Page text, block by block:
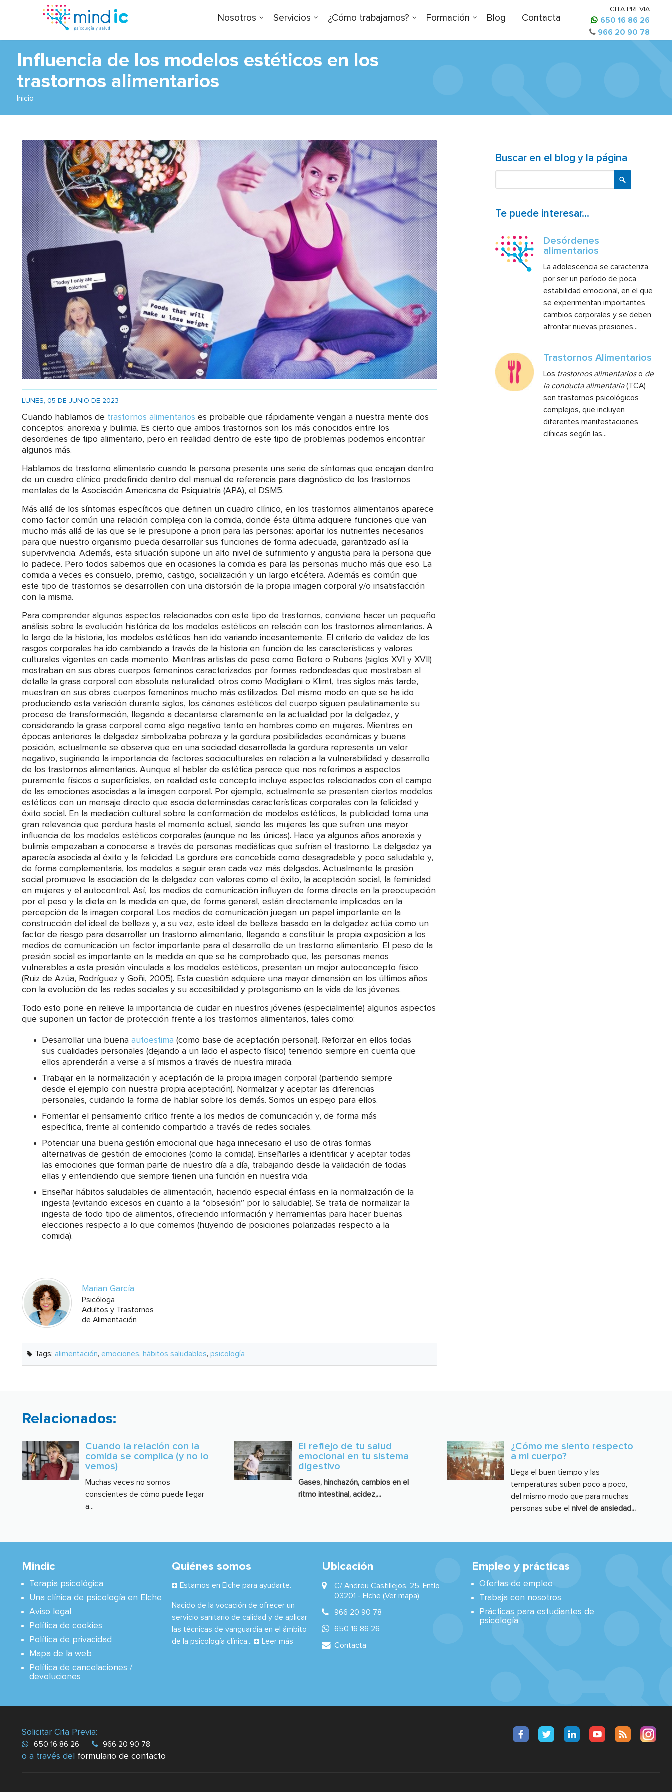
CITA PREVIA
650 16 86 26
966 20 90 78
Nosotros Servicios ¿Cómo trabajamos? Formación Blog Contacta
Influencia de los modelos estéticos en los
trastornos alimentarios
Inicio
LUNES, 05 DE JUNIO DE 2023
Cuando hablamos de trastornos alimentarios es probable que rápidamente vengan a nuestra mente dos
conceptos: anorexia y bulimia. Es cierto que ambos trastornos son los más conocidos entre los
desordenes de tipo alimentario, pero en realidad dentro de este tipo de problemas podemos encontrar
algunos más.
Hablamos de trastorno alimentario cuando la persona presenta una serie de síntomas que encajan dentro
de un cuadro clínico predefinido dentro del manual de referencia para diagnóstico de los trastornos
mentales de la Asociación Americana de Psiquiatría (APA), el DSM5.
Más allá de los síntomas específicos que definen un cuadro clínico, en los trastornos alimentarios aparece
como factor común una relación compleja con la comida, donde ésta última adquiere funciones que van
mucho más allá de las que se le presupone a priori para las personas: aportar los nutrientes necesarios
para que nuestro organismo pueda desarrollar sus funciones de forma adecuada, garantizado así la
supervivencia. Además, esta situación supone un alto nivel de sufrimiento y angustia para la persona que
lo padece. Pero todos sabemos que en ocasiones la comida es para las personas mucho más que eso. La
comida a veces es consuelo, premio, castigo, socialización y un largo etcétera. Además es común que
este tipo de trastornos se desarrollen con una distorsión de la propia imagen corporal y/o insatisfacción
con la misma.
Para comprender algunos aspectos relacionados con este tipo de trastornos, conviene hacer un pequeño
análisis sobre la evolución histórica de los modelos estéticos en relación con los trastornos alimentarios. A
lo largo de la historia, los modelos estéticos han ido variando incesantemente. El criterio de validez de los
rasgos corporales ha ido cambiando a través de la historia en función de las características y valores
culturales vigentes en cada momento. Mientras artistas de peso como Botero o Rubens (siglos XVI y XVII)
mostraban en sus obras cuerpos femeninos caracterizados por formas redondeadas que mostraban al
detalle la grasa corporal con absoluta naturalidad; otros como Modigliani o Klimt, tres siglos más tarde,
muestran en sus obras cuerpos femeninos mucho más estilizados. Del mismo modo en que se ha ido
produciendo esta variación durante siglos, los cánones estéticos del cuerpo siguen paulatinamente su
proceso de transformación, llegando a decantarse claramente en la actualidad por la delgadez, y
considerando la grasa corporal como algo negativo tanto en hombres como en mujeres. Mientras en
épocas anteriores la delgadez simbolizaba pobreza y la gordura posibilidades económicas y buena
posición, actualmente se observa que en una sociedad desarrollada la gordura representa un valor
negativo, sugiriendo la importancia de factores socioculturales en relación a la vulnerabilidad y desarrollo
de los trastornos alimentarios. Aunque al hablar de estética parece que nos referimos a aspectos
puramente físicos o superficiales, en realidad este concepto incluye aspectos relacionados con el campo
de las emociones asociadas a la imagen corporal. Por ejemplo, actualmente se presentan ciertos modelos
estéticos con un mensaje directo que asocia determinadas características corporales con la felicidad y
éxito social. En la mediación cultural sobre la conformación de modelos estéticos, la publicidad toma una
gran relevancia que perdura hasta el momento actual, siendo las mujeres las que sufren una mayor
influencia de los modelos estéticos corporales (aunque no las únicas). Hace ya algunos años anorexia y
bulimia empezaban a conocerse a través de personas mediáticas que sufrían el trastorno. La delgadez ya
aparecía asociada al éxito y la felicidad. La gordura era concebida como desagradable y poco saludable y,
de forma complementaria, los modelos a seguir eran cada vez más delgados. Actualmente la presión
social promueve la asociación de la delgadez con valores como el éxito, la aceptación social, la feminidad
en mujeres y el autocontrol. Así, los medios de comunicación influyen de forma directa en la preocupación
por el peso y la dieta en la medida en que, de forma general, están directamente implicados en la
percepción de la imagen corporal. Los medios de comunicación juegan un papel importante en la
construcción del ideal de belleza y, a su vez, este ideal de belleza basado en la delgadez actúa como un
factor de riesgo para desarrollar un trastorno alimentario, llegando a constituir la propia exposición a los
medios de comunicación un factor importante para el desarrollo de un trastorno alimentario. El peso de la
presión social es importante en la medida en que se ha comprobado que, las personas menos
vulnerables a esta presión vinculada a los modelos estéticos, presentan un mejor autoconcepto físico
(Ruiz de Azúa, Rodríguez y Goñi, 2005). Esta cuestión adquiere una mayor dimensión en los últimos años
con la evolución de las redes sociales y su accesibilidad y protagonismo en la vida de los jóvenes.
Todo esto pone en relieve la importancia de cuidar en nuestros jóvenes (especialmente) algunos aspectos
que suponen un factor de protección frente a los trastornos alimentarios, tales como:
Desarrollar una buena autoestima (como base de aceptación personal). Reforzar en ellos todas
sus cualidades personales (dejando a un lado el aspecto físico) teniendo siempre en cuenta que
ellos aprenderán a verse a sí mismos a través de nuestra mirada.
Trabajar en la normalización y aceptación de la propia imagen corporal (partiendo siempre
desde el ejemplo con nuestra propia aceptación). Normalizar y aceptar las diferencias
personales, cuidando la forma de hablar sobre los demás. Somos un espejo para ellos.
Fomentar el pensamiento crítico frente a los medios de comunicación y, de forma más
específica, frente al contenido compartido a través de redes sociales.
Potenciar una buena gestión emocional que haga innecesario el uso de otras formas
alternativas de gestión de emociones (como la comida). Enseñarles a identificar y aceptar todas
las emociones que forman parte de nuestro día a día, trabajando desde la validación de todas
ellas y entendiendo que siempre tienen una función en nuestra vida.
Enseñar hábitos saludables de alimentación, haciendo especial énfasis en la normalización de la
ingesta (evitando excesos en cuanto a la “obsesión” por lo saludable). Se trata de normalizar la
ingesta de todo tipo de alimentos, ofreciendo información y herramientas para hacer buenas
elecciones respecto a lo que comemos (huyendo de posiciones polarizadas respecto a la
comida).
Marian García
Psicóloga
Adultos y Trastornos
de Alimentación
Tags: alimentación, emociones, hábitos saludables, psicología
Buscar en el blog y la página
Te puede interesar...
Desórdenes
alimentarios
La adolescencia se caracteriza
por ser un período de poca
estabilidad emocional, en el que
se experimentan importantes
cambios corporales y se deben
afrontar nuevas presiones...
Trastornos Alimentarios
Los trastornos alimentarioso de
la conducta alimentaria(TCA)
son trastornos psicológicos
complejos, que incluyen
diferentes manifestaciones
clínicas según las...
Relacionados:
Cuando la relación con la
comida se complica (y no lo
vemos)
Muchas veces no somos
conscientes de cómo puede llegar
a...
El reflejo de tu salud
emocional en tu sistema
digestivo
Gases, hinchazón, cambios en el
ritmo intestinal, acidez,...
¿Cómo me siento respecto
a mi cuerpo?
Llega el buen tiempo y las
temperaturas suben poco a poco,
del mismo modo que para muchas
personas sube el nivel de ansiedad...
Mindic
Terapia psicológica
Una clínica de psicología en Elche
Aviso legal
Política de cookies
Política de privacidad
Mapa de la web
Política de cancelaciones /
devoluciones
Quiénes somos
Estamos en Elche para ayudarte.
Nacido de la vocación de ofrecer un
servicio sanitario de calidad y de aplicar
las técnicas de vanguardia en el ámbito
de la psicología clínica...
Leer más
Ubicación
C/ Andreu Castillejos, 25. Entlo
03201 - Elche (Ver mapa)
966 20 90 78
650 16 86 26
Contacta
Empleo y prácticas
Ofertas de empleo
Trabaja con nosotros
Prácticas para estudiantes de
psicología
Solicitar Cita Previa:
650 16 86 26 966 20 90 78
o a través del formulario de contacto